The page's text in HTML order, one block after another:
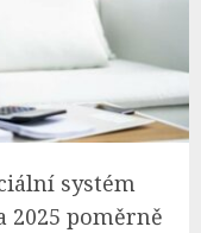
systém
2025 poměrně